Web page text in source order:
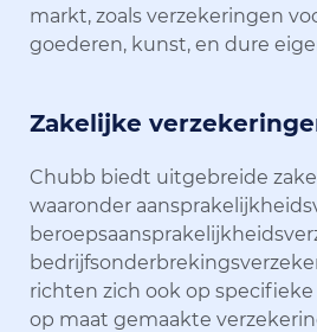
markt, zoals verzekeringen
goederen, kunst, en dure
Zakelijke
Chubb biedt uitgebreide
waaronder
richten zich ook op
op maat gemaakte